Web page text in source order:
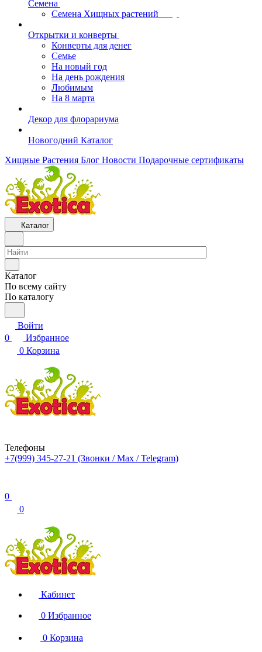
Семена
Семена Хищных растений
Открытки и конверты
Конверты для денег
Семье
На новый год
На день рождения
Любимым
На 8 марта
Декор для флорариума
Новогодний Каталог
Хищные Растения Блог Новости Подарочные сертификаты
Каталог
Каталог
По всему сайту
По каталогу
Войти
0
Избранное
0 Корзина
Телефоны
+7(999) 345-27-21 (Звонки / Max / Telegram)
0
0
Кабинет
0 Избранное
0 Корзина